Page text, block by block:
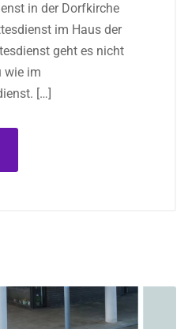
in der Dorfkirche
im Haus der
geht es nicht
wie im
[…]